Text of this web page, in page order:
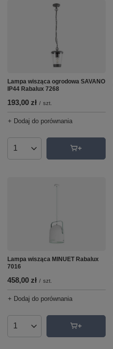
Lampa wisząca ogrodowa SAVANO
IP44 Rabalux 7268
193,00 zł / szt.
+ Dodaj do porównania
Ilość produktów
Lampa wisząca MINUET Rabalux
7016
458,00 zł / szt.
+ Dodaj do porównania
Ilość produktów